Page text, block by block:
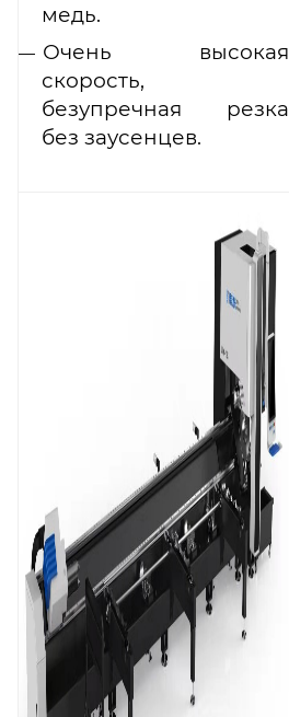
медь.
Очень высокая
скорость,
безупречная резка
без заусенцев.